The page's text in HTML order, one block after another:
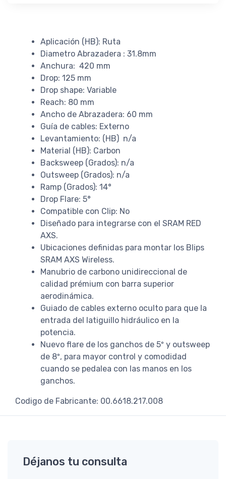
Aplicación (HB): Ruta
Diametro Abrazadera : 31.8mm
Anchura: 420 mm
Drop: 125 mm
Drop shape: Variable
Reach: 80 mm
Ancho de Abrazadera: 60 mm
Guía de cables: Externo
Levantamiento: (HB) n/a
Material (HB): Carbon
Backsweep (Grados): n/a
Outsweep (Grados): n/a
Ramp (Grados): 14°
Drop Flare: 5°
Compatible con Clip: No
Diseñado para integrarse con el SRAM RED
AXS.
Ubicaciones definidas para montar los Blips
SRAM AXS Wireless.
Manubrio de carbono unidireccional de
calidad prémium con barra superior
aerodinámica.
Guiado de cables externo oculto para que la
entrada del latiguillo hidráulico en la
potencia.
Nuevo flare de los ganchos de 5º y outsweep
de 8º, para mayor control y comodidad
cuando se pedalea con las manos en los
ganchos.
Codigo de Fabricante: 00.6618.217.008
Déjanos tu consulta